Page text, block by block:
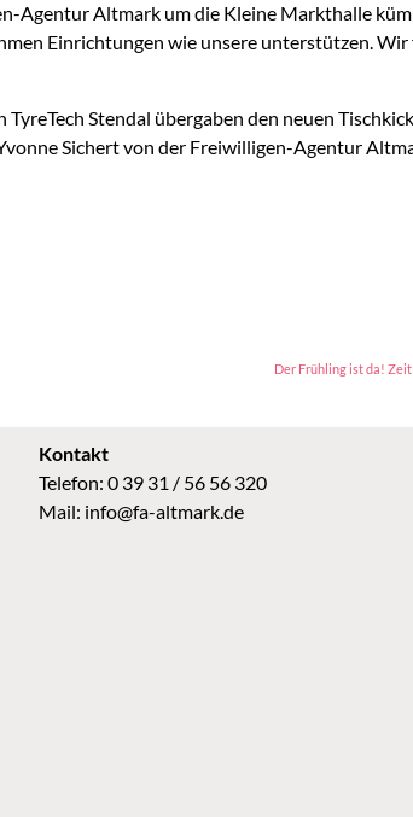
Agentur Altmark um die Kleine Markthalle
Einrichtungen wie unsere unterstützen. Wir
Stendal übergaben den neuen
Sichert von der Freiwilligen-Agentur
Der Frühling ist da!
Kontakt
Telefon: 0 39 31 / 56 56 320
Mail: info@fa-altmark.de